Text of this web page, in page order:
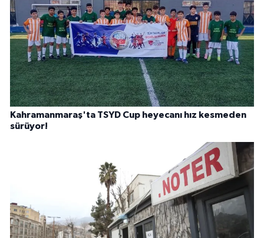
Kahramanmaraş'ta TSYD Cup heyecanı hız kesmeden
sürüyor!